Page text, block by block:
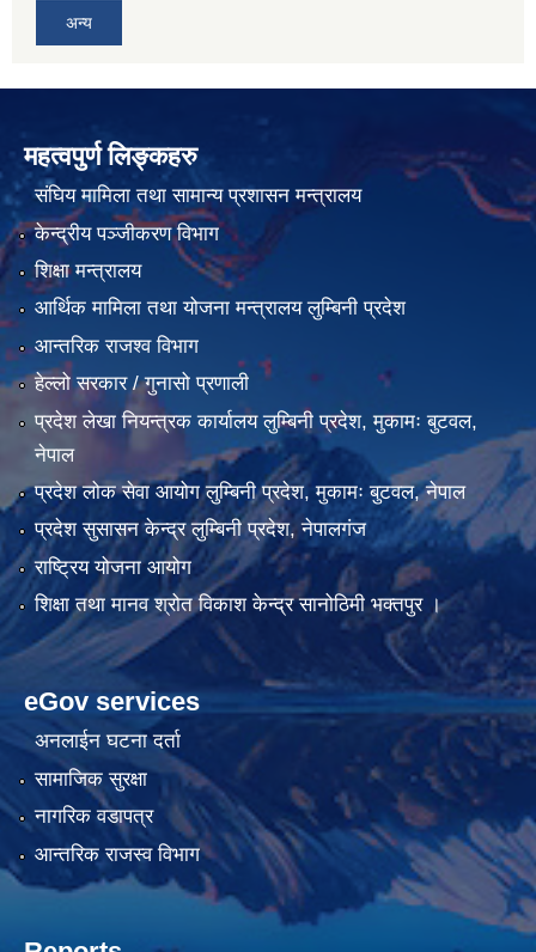
अन्य
महत्वपुर्ण लिङ्कहरु
संघिय मामिला तथा सामान्य प्रशासन मन्त्रालय
केन्द्रीय पञ्जीकरण विभाग
शिक्षा मन्त्रालय
आर्थिक मामिला तथा योजना मन्त्रालय लुम्बिनी प्रदेश
आन्तरिक राजश्व विभाग
हेल्लो सरकार / गुनासो प्रणाली
प्रदेश लेखा नियन्त्रक कार्यालय लुम्बिनी प्रदेश, मुकामः बुटवल,
नेपाल
प्रदेश लोक सेवा आयोग लुम्बिनी प्रदेश, मुकामः बुटवल, नेपाल
प्रदेश सुसासन केन्द्र लुम्बिनी प्रदेश, नेपालगंज
राष्ट्रिय योजना आयोग
शिक्षा तथा मानव श्रोत विकाश केन्द्र सानोठिमी भक्तपुर ।
eGov services
अनलाईन घटना दर्ता
सामाजिक सुरक्षा
नागरिक वडापत्र
आन्तरिक राजस्व विभाग